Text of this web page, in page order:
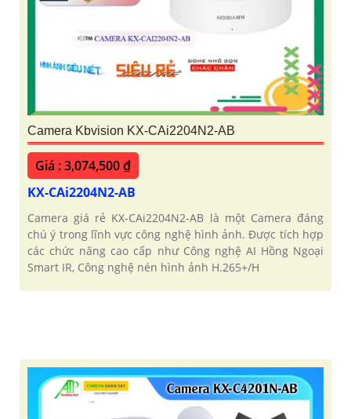
Camera Kbvision KX-CAi2204N2-AB
Giá : 3,074,500 ₫
KX-CAi2204N2-AB
Camera giá rẻ KX-CAi2204N2-AB là một Camera đáng
chú ý trong lĩnh vực công nghệ hình ảnh. Được tích hợp
các chức năng cao cấp như Công nghệ AI Hồng Ngoại
Smart IR, Công nghệ nén hình ảnh H.265+/H